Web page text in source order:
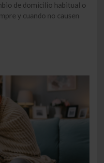
de domicilio habitual o
y cuando no causen